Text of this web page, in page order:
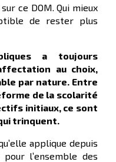
ce DOM. Qui mieux
de rester plus
a toujours
au choix,
par nature. Entre
de la scolarité
initiaux, ce sont
trinquent.
applique depuis
l’ensemble des